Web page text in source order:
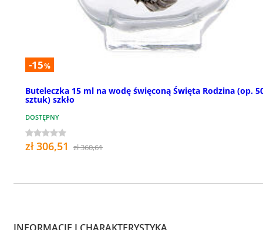
-15%
Buteleczka 15 ml na wodę święconą Święta Rodzina (op.
sztuk) szkło
DOSTĘPNY
zł 306,51 zł 360,61